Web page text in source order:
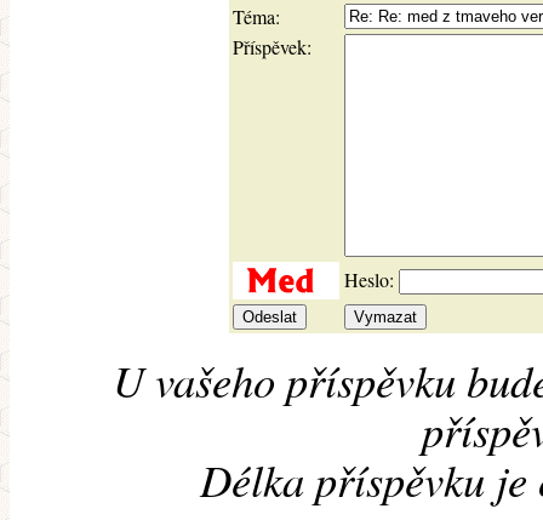
Téma:
Příspěvek:
Heslo:
U vašeho příspěvku
Délka příspěvku je